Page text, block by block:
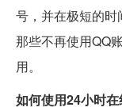
号，并在极短的
那些不再使用QQ
用。
如何使用24小时